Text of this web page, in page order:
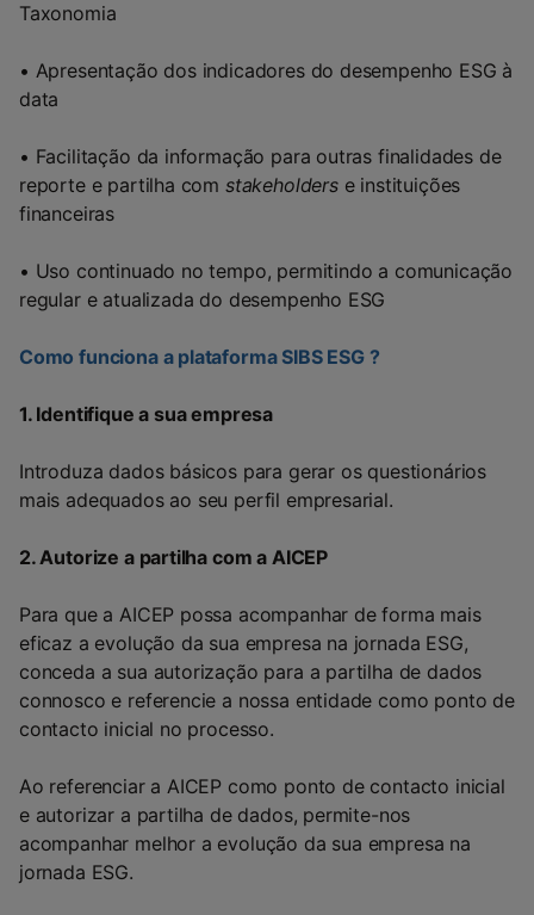
Taxonomia
• Apresentação dos indicadores do desempenho ESG à
data
• Facilitação da informação para outras finalidades de
reporte e partilha com stakeholderse instituições
financeiras
• Uso continuado no tempo, permitindo a comunicação
regular e atualizada do desempenho ESG
Como funciona a plataforma SIBS ESG ?
1. Identifique a sua empresa
Introduza dados básicos para gerar os questionários
mais adequados ao seu perfil empresarial.
2. Autorize a partilha com a AICEP
Para que a AICEP possa acompanhar de forma mais
eficaz a evolução da sua empresa na jornada ESG,
conceda a sua autorização para a partilha de dados
connosco e referencie a nossa entidade como ponto de
contacto inicial no processo.
Ao referenciar a AICEP como ponto de contacto inicial
e autorizar a partilha de dados, permite-nos
acompanhar melhor a evolução da sua empresa na
jornada ESG.